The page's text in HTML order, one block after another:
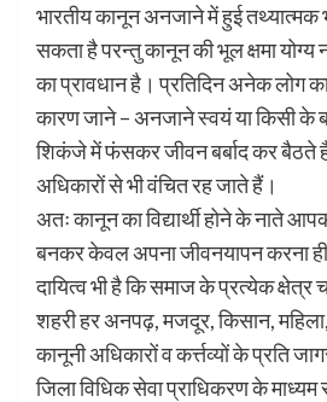
भारतीय कानून अनजाने में हुई तथ्यात्मक
सकता है परन्तु कानून की भूल क्षमा
का प्रावधान है। प्रतिदिन अनेक लोग
कारण जाने – अनजाने स्वयं या किसी
शिकंजे में फंसकर जीवन बर्बाद कर बैठते
अधिकारों से भी वंचित रह जाते हैं।
अतः कानून का विद्यार्थी होने के नाते
बनकर केवल अपना जीवनयापन करना
दायित्व भी है कि समाज के प्रत्येक क्षेत्र
शहरी हर अनपढ़, मजदूर, किसान,
कानूनी अधिकारों व कर्त्तव्यों के प्रति
जिला विधिक सेवा प्राधिकरण के